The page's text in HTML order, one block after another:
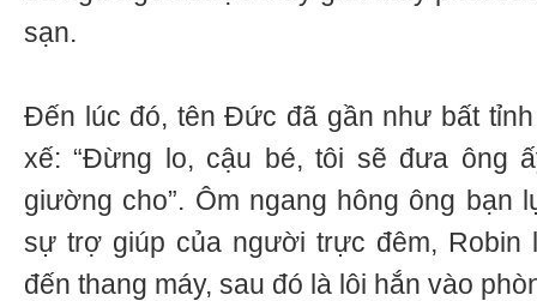
sạn.
Đến lúc đó, tên Đức đã gần như bất
xế: “Đừng lo, cậu bé, tôi sẽ đưa ông
giường cho”. Ôm ngang hông ông bạn
sự trợ giúp của người trực đêm,
đến thang máy, sau đó là lôi hắn vào